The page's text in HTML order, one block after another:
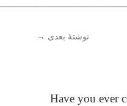
نوشتهٔ بعدی →
“Have you ever